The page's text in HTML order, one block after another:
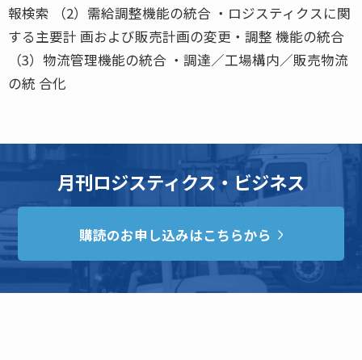
報検索 （2）需給調整機能の統合 ・ロジスティクスに関
する主要計 画および販売計画の変更・調整 機能の統合
（3）物流管理機能の統合 ・調達／工場構内／販売物流
の統 合化
月刊ロジスティクス・ビジネス
購読のお申し込みはこちらから